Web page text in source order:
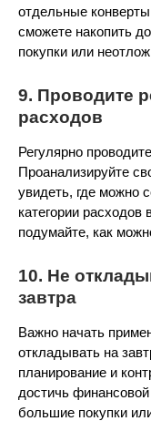
отдельные
сможете накопить
покупки или
9. Проводите
расходов
Регулярно
Проанализируйте
увидеть, где можно
категории
подумайте, как
10. Не
завтра
Важно начать
откладывать на
планирование и
достичь
большие покупки